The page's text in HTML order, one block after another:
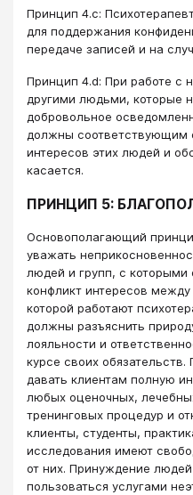
Принцип 4.c:
для поддержания
передаче записей и на
Принцип 4.d: При работе с
другими людьми, которые
добровольное
должны соответствующим
интересов этих людей и
касается.
ПРИНЦИП 5:
Основополагающий
уважать
людей и групп, с которыми
конфликт интересов
которой работают
должны разъяснить
лояльности и
курсе своих
давать клиентам полную
любых оценочных,
тренинговых процедур и
клиенты, студенты,
исследования имеют
от них. Принуждение
пользоваться услугами